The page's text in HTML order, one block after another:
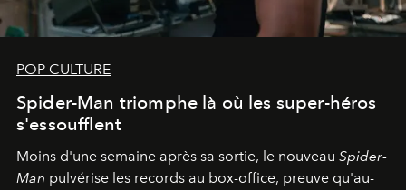
POP CULTURE
Spider-Man triomphe là où les super-héros
s'essoufflent
Moins d'une semaine après sa sortie, le nouveau Spider-
Man pulvérise les records au box-office, preuve qu'au-